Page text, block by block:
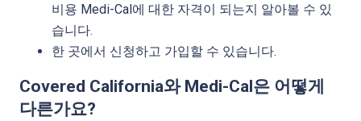
비용 Medi-Cal에 대한 자격이 되는지 알아볼 수 있
습니다.
한 곳에서 신청하고 가입할 수 있습니다.
Covered California와 Medi-Cal은 어떻게
다른가요?